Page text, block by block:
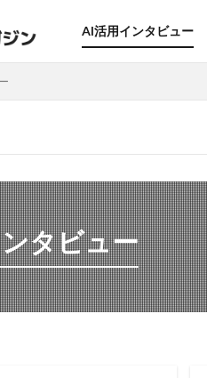
AI活用インタビュー
タビュー